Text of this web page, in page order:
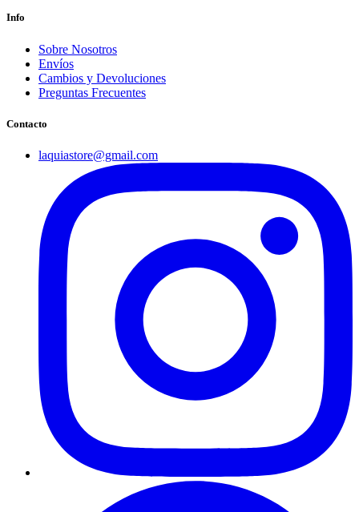
Info
Sobre Nosotros
Envíos
Cambios y Devoluciones
Preguntas Frecuentes
Contacto
laquiastore@gmail.com